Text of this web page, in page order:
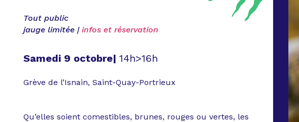
Tout public
jauge limitée | infos et réservation
Samedi 9 octobre| 14h>16h
Grève de l’Isnain, Saint-Quay-Portrieux
Qu’elles soient comestibles, brunes, rouges ou vertes, les